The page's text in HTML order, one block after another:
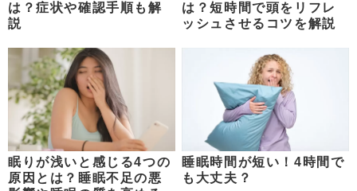
は？症状や確認手順も解
説
は？短時間で頭をリフレ
ッシュさせるコツを解説
眠りが浅いと感じる4つの
原因とは？睡眠不足の悪
睡眠時間が短い！4時間で
も大丈夫？